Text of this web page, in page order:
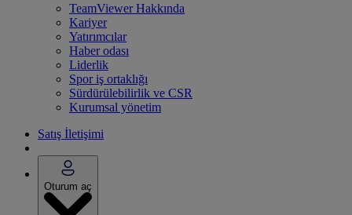
TeamViewer Hakkında
Kariyer
Yatırımcılar
Haber odası
Liderlik
Spor iş ortaklığı
Sürdürülebilirlik ve CSR
Kurumsal yönetim
Satış İletişimi
Oturum aç